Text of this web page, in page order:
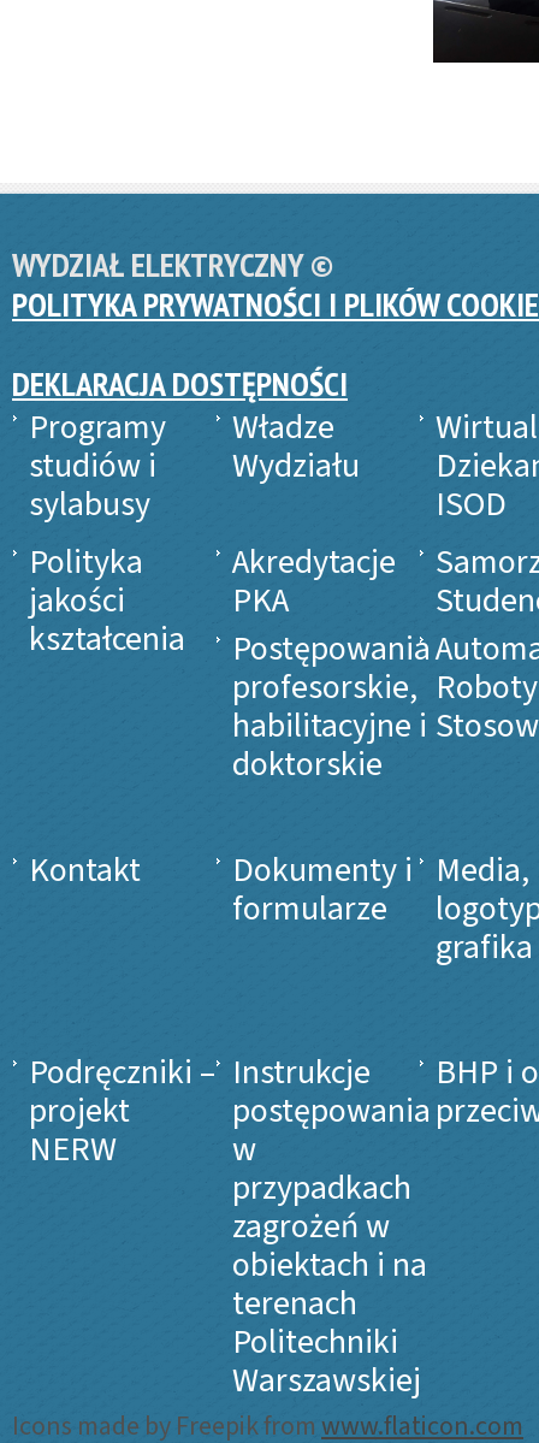
WYDZIAŁ ELEKTRYCZNY ©
POLITYKA PRYWATNOŚCI I PLIKÓW
DEKLARACJA DOSTĘPNOŚCI
Programy
studiów i
sylabusy
Władze
Wydziału
ISOD
Polityka
jakości
kształcenia
Akredytacje
PKA
Postępowania
profesorskie,
habilitacyjne i
doktorskie
Kontakt
Dokumenty i
formularze
Media,
grafika
Podręczniki –
projekt
NERW
Instrukcje
postępowania
w
przypadkach
zagrożeń w
obiektach i na
terenach
Politechniki
Warszawskiej
BHP i
Icons made by Freepik fromwww.flaticon.com